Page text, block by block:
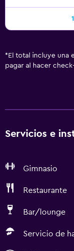
* El total incluye una
pagar al hacer
Servicios e
Gimnasio
Restaurante
Bar/lounge
Servicio de